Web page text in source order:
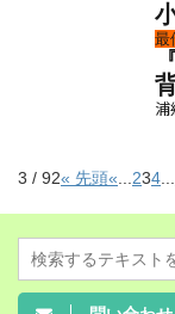
最
3 / 92« 先頭«...234...